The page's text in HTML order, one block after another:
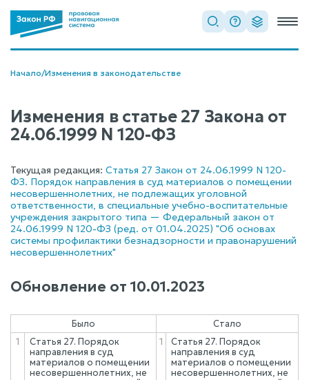
Начало/Изменения в законодательстве
Изменения в статье 27 Закона от
24.06.1999 N 120-ФЗ
Текущая редакция: Статья 27 Закон от 24.06.1999 N 120-
ФЗ. Порядок направления в суд материалов о помещении
несовершеннолетних, не подлежащих уголовной
ответственности, в специальные учебно-воспитательные
учреждения закрытого типа — Федеральный закон от
24.06.1999 N 120-ФЗ (ред. от 01.04.2025) "Об основах
системы профилактики безнадзорности и правонарушений
несовершеннолетних"
Обновление от 10.01.2023
Было
Стало
1
Статья 27. Порядок
направления в суд
материалов о помещении
несовершеннолетних, не
1
Статья 27. Порядок
направления в суд
материалов о помещении
несовершеннолетних, не